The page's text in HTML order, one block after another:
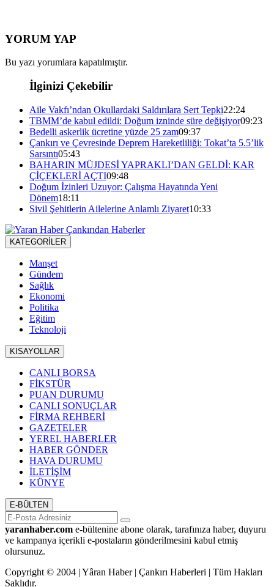
YORUM YAP
Bu yazı yorumlara kapatılmıştır.
İlginizi Çekebilir
Aile Vakfı’ndan Okullardaki Saldırılara Sert Tepki22:24
TBMM’de kabul edildi: Doğum izninde süre değişiyor09:23
Bedelli askerlik ücretine yüzde 25 zam09:37
Çankırı ve Çevresinde Deprem Hareketliliği: Tokat’ta 5.5’lik
Sarsıntı05:43
BAHARIN MÜJDESİ YAPRAKLI’DAN GELDİ: KAR
ÇİÇEKLERİ AÇTI09:48
Doğum İzinleri Uzuyor: Çalışma Hayatında Yeni
Dönem18:11
Sivil Şehitlerin Ailelerine Anlamlı Ziyaret10:33
KATEGORİLER
Manşet
Gündem
Sağlık
Ekonomi
Politika
Eğitim
Teknoloji
KISAYOLLAR
CANLI BORSA
FİKSTÜR
PUAN DURUMU
CANLI SONUÇLAR
FİRMA REHBERİ
GAZETELER
YEREL HABERLER
HABER GÖNDER
HAVA DURUMU
İLETİŞİM
KÜNYE
E-BÜLTEN
yaranhaber.com e-bültenine abone olarak, tarafınıza haber, duyuru
ve kampanya içerikli e-postaların gönderilmesini kabul etmiş
olursunuz.
Copyright © 2004 | Yâran Haber | Çankırı Haberleri | Tüm Hakları
Saklıdır.